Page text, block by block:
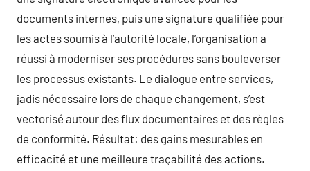
documents internes, puis une signature qualifiée pour
les actes soumis à l’autorité locale, l’organisation a
réussi à moderniser ses procédures sans bouleverser
les processus existants. Le dialogue entre services,
jadis nécessaire lors de chaque changement, s’est
vectorisé autour des flux documentaires et des règles
de conformité. Résultat: des gains mesurables en
efficacité et une meilleure traçabilité des actions.